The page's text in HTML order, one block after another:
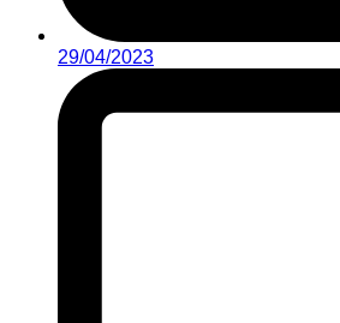
29/04/2023